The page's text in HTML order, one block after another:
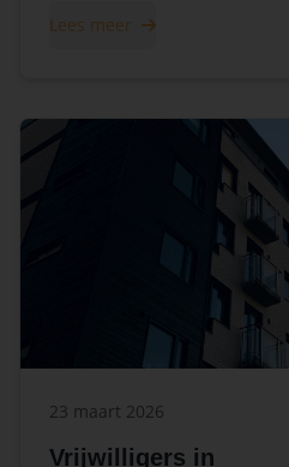
Lees meer
23 maart 2026
Vrijwilligers in